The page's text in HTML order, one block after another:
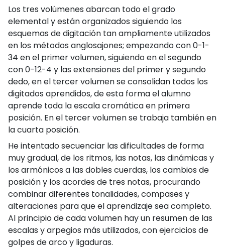
Los tres volúmenes abarcan todo el grado
elemental y están organizados siguiendo los
esquemas de digitación tan ampliamente utilizados
en los métodos anglosajones; empezando con 0-1-
34 en el primer volumen, siguiendo en el segundo
con 0-12-4 y las extensiones del primer y segundo
dedo, en el tercer volumen se consolidan todos los
digitados aprendidos, de esta forma el alumno
aprende toda la escala cromática en primera
posición. En el tercer volumen se trabaja también en
la cuarta posición.
He intentado secuenciar las dificultades de forma
muy gradual, de los ritmos, las notas, las dinámicas y
los armónicos a las dobles cuerdas, los cambios de
posición y los acordes de tres notas, procurando
combinar diferentes tonalidades, compases y
alteraciones para que el aprendizaje sea completo.
Al principio de cada volumen hay un resumen de las
escalas y arpegios más utilizados, con ejercicios de
golpes de arco y ligaduras.